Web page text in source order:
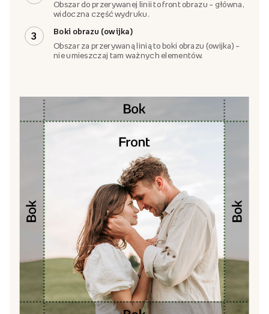
Obszar do przerywanej linii to front obrazu – główna,
widoczna część wydruku.
3
Boki obrazu (owijka)
Obszar za przerywaną linią to boki obrazu (owijka) –
nie umieszczaj tam ważnych elementów.